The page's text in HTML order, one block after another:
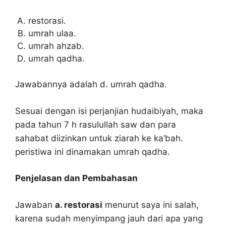
restorasi.
umrah ulaa.
umrah ahzab.
umrah qadha.
Jawabannya adalah d. umrah qadha.
Sesuai dengan isi perjanjian hudaibiyah, maka
pada tahun 7 h rasulullah saw dan para
sahabat diizinkan untuk ziarah ke ka’bah.
peristiwa ini dinamakan umrah qadha.
Penjelasan dan Pembahasan
Jawaban a. restorasi menurut saya ini salah,
karena sudah menyimpang jauh dari apa yang